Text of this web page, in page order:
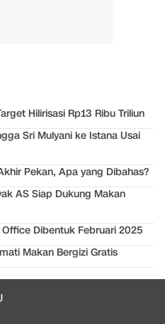
Hilirisasi Rp13 Ribu Triliun
Sri Mulyani ke Istana Usai
Pekan, Apa yang Dibahas?
AS Siap Dukung Makan
Dibentuk Februari 2025
Makan Bergizi Gratis